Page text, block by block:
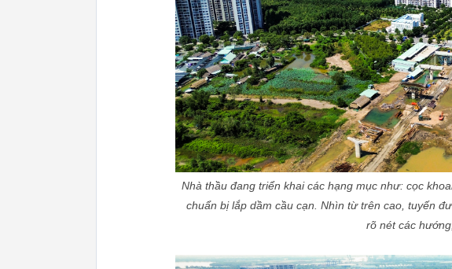
Nhà thầu đang triển khai các hạng mục như: cọc
chuẩn bị lắp dầm cầu cạn. Nhìn từ trên cao, tuyến
rõ nét các